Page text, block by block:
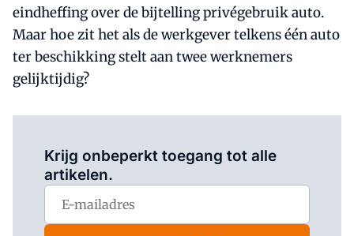
eindheffing over de bijtelling privégebruik auto.
Maar hoe zit het als de werkgever telkens één auto
ter beschikking stelt aan twee werknemers
gelijktijdig?
Krijg onbeperkt toegang tot alle
artikelen.